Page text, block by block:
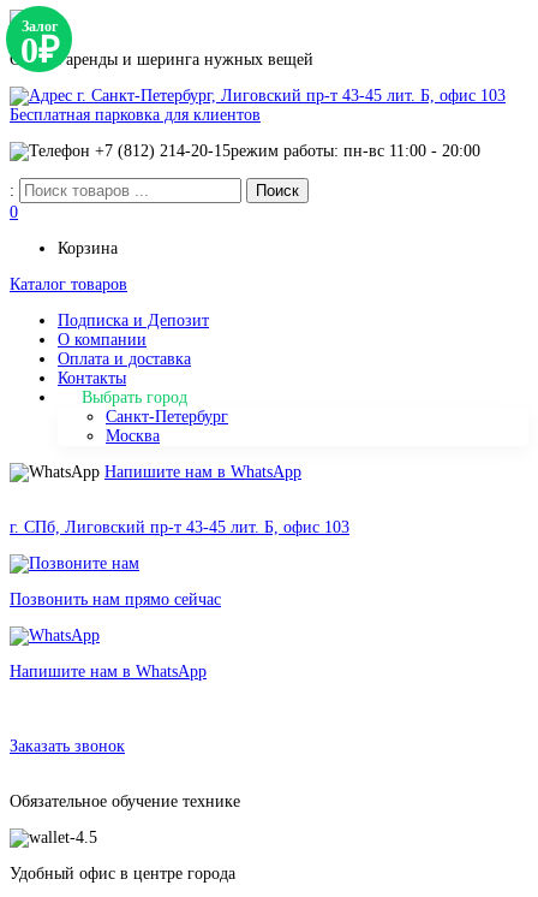
Сервис аренды и шеринга нужных вещей
г. Санкт-Петербург, Лиговский пр-т 43-45 лит. Б, офис 103
Бесплатная парковка для клиентов
+7 (812) 214-20-15режим работы: пн-вс 11:00 - 20:00
:
0
Корзина
Каталог товаров
Подписка и Депозит
О компании
Оплата и доставка
Контакты
Выбрать город
Санкт-Петербург
Москва
Напишите нам в WhatsApp
г. СПб, Лиговский пр-т 43-45 лит. Б, офис 103
Позвонить нам прямо сейчас
Напишите нам в WhatsApp
Заказать звонок
Обязательное обучение технике
Удобный офис в центре города
Залог
0₽